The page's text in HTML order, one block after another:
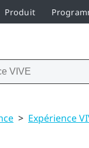
Produit
> Expérience